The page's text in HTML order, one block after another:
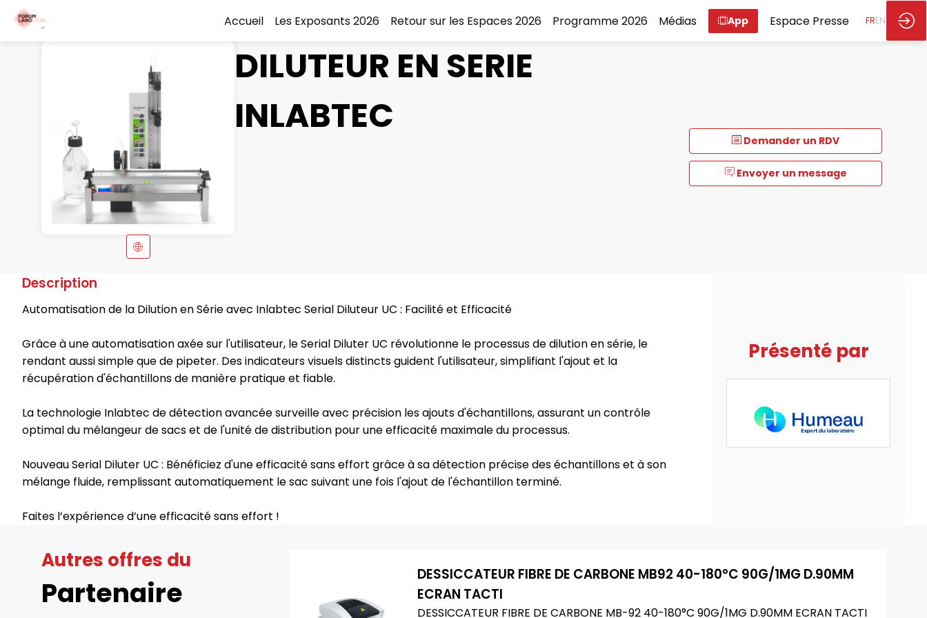
Accueil Les Exposants 2026 Retour sur les Espaces 2026 Programme 2026 Médias App Espace Presse FREN
Demander un RDV
Envoyer un message
DILUTEUR EN SERIE
INLABTEC
Description
Automatisation de la Dilution en Série avec Inlabtec Serial Diluteur UC : Facilité et Efficacité
Grâce à une automatisation axée sur l'utilisateur, le Serial Diluter UC révolutionne le processus de dilution en série, le
rendant aussi simple que de pipeter. Des indicateurs visuels distincts guident l'utilisateur, simplifiant l'ajout et la
récupération d'échantillons de manière pratique et fiable.
La technologie Inlabtec de détection avancée surveille avec précision les ajouts d'échantillons, assurant un contrôle
optimal du mélangeur de sacs et de l'unité de distribution pour une efficacité maximale du processus.
Nouveau Serial Diluter UC : Bénéficiez d'une efficacité sans effort grâce à sa détection précise des échantillons et à son
mélange fluide, remplissant automatiquement le sac suivant une fois l'ajout de l'échantillon terminé.
Faites l’expérience d’une efficacité sans effort !
Présenté par
Autres offres du
Partenaire
DESSICCATEUR FIBRE DE CARBONE MB92 40-180°C 90G/1MG D.90MM
ECRAN TACTI
DESSICCATEUR FIBRE DE CARBONE MB-92 40-180°C 90G/1MG D.90MM ECRAN TACTI